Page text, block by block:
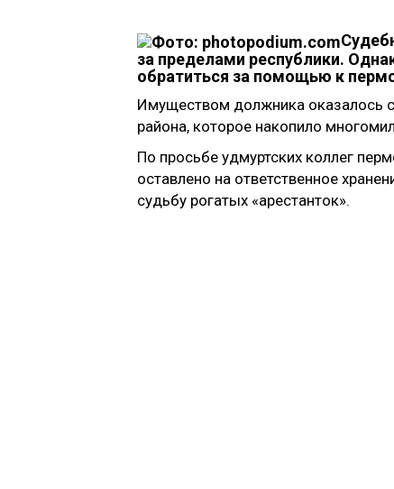
за пределами республики.
обратиться за помощью к
Имуществом должника оказалось
района, которое накопило
По просьбе удмуртских коллег
оставлено на ответственное
судьбу рогатых «арестанток».